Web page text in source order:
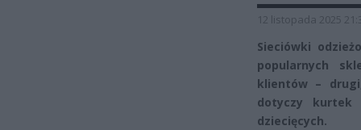
12 listopada 2025
Sieciówki
popularnych
klientów –
dotyczy kurtek
dziecięcych.